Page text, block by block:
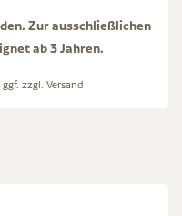
Zur ausschließlichen
ab 3 Jahren.
zzgl. Versand